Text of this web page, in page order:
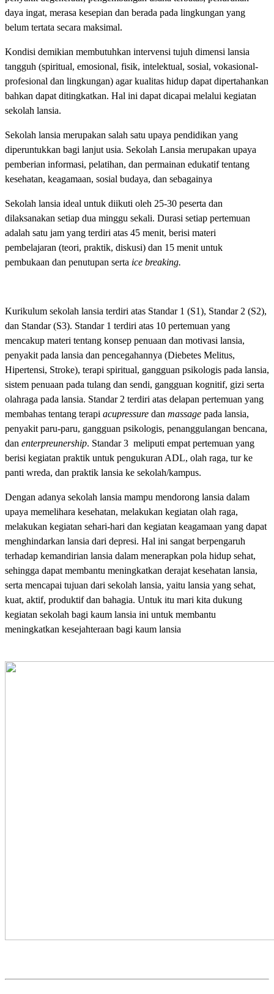
daya ingat, merasa kesepian dan berada pada lingkungan yang
belum tertata secara maksimal.
Kondisi demikian membutuhkan intervensi tujuh dimensi lansia
tangguh (spiritual, emosional, fisik, intelektual, sosial, vokasional-
profesional dan lingkungan) agar kualitas hidup dapat dipertahankan
bahkan dapat ditingkatkan. Hal ini dapat dicapai melalui kegiatan
sekolah lansia.
Sekolah lansia merupakan salah satu upaya pendidikan yang
diperuntukkan bagi lanjut usia. Sekolah Lansia merupakan upaya
pemberian informasi, pelatihan, dan permainan edukatif tentang
kesehatan, keagamaan, sosial budaya, dan sebagainya
Sekolah lansia ideal untuk diikuti oleh 25-30 peserta dan
dilaksanakan setiap dua minggu sekali. Durasi setiap pertemuan
adalah satu jam yang terdiri atas 45 menit, berisi materi
pembelajaran (teori, praktik, diskusi) dan 15 menit untuk
pembukaan dan penutupan serta ice breaking.
Kurikulum sekolah lansia terdiri atas Standar 1 (S1), Standar 2 (S2),
dan Standar (S3). Standar 1 terdiri atas 10 pertemuan yang
mencakup materi tentang konsep penuaan dan motivasi lansia,
penyakit pada lansia dan pencegahannya (Diebetes Melitus,
Hipertensi, Stroke), terapi spiritual, gangguan psikologis pada lansia,
sistem penuaan pada tulang dan sendi, gangguan kognitif, gizi serta
olahraga pada lansia. Standar 2 terdiri atas delapan pertemuan yang
membahas tentang terapi acupressure dan massage pada lansia,
penyakit paru-paru, gangguan psikologis, penanggulangan bencana,
dan enterpreunership. Standar 3 meliputi empat pertemuan yang
berisi kegiatan praktik untuk pengukuran ADL, olah raga, tur ke
panti wreda, dan praktik lansia ke sekolah/kampus.
Dengan adanya sekolah lansia mampu mendorong lansia dalam
upaya memelihara kesehatan, melakukan kegiatan olah raga,
melakukan kegiatan sehari-hari dan kegiatan keagamaan yang dapat
menghindarkan lansia dari depresi. Hal ini sangat berpengaruh
terhadap kemandirian lansia dalam menerapkan pola hidup sehat,
sehingga dapat membantu meningkatkan derajat kesehatan lansia,
serta mencapai tujuan dari sekolah lansia, yaitu lansia yang sehat,
kuat, aktif, produktif dan bahagia. Untuk itu mari kita dukung
kegiatan sekolah bagi kaum lansia ini untuk membantu
meningkatkan kesejahteraan bagi kaum lansia